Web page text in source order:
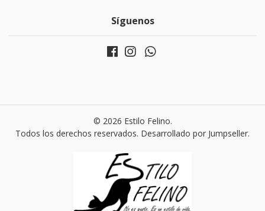
Síguenos
© 2026 Estilo Felino.
Todos los derechos reservados. Desarrollado por Jumpseller.